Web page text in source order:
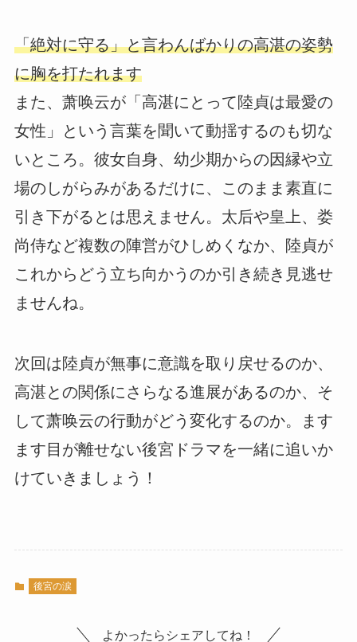
「絶対に守る」と言わんばかりの高湛の姿勢
に胸を打たれます
また、萧唤云が「高湛にとって陸貞は最愛の
女性」という言葉を聞いて動揺するのも切な
いところ。彼女自身、幼少期からの因縁や立
場のしがらみがあるだけに、このまま素直に
引き下がるとは思えません。太后や皇上、娄
尚侍など複数の陣営がひしめくなか、陸貞が
これからどう立ち向かうのか引き続き見逃せ
ませんね。
次回は陸貞が無事に意識を取り戻せるのか、
高湛との関係にさらなる進展があるのか、そ
して萧唤云の行動がどう変化するのか。ます
ます目が離せない後宮ドラマを一緒に追いか
けていきましょう！
後宮の涙
よかったらシェアしてね！